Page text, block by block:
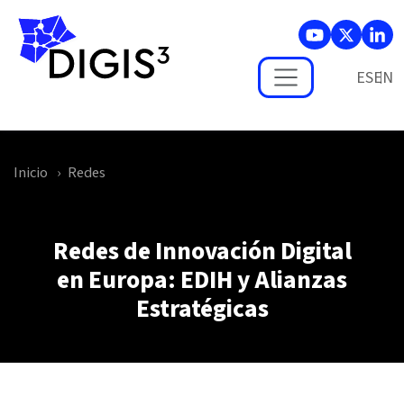
Skip to main content
ES
Inicio Redes
Redes de Innovación Digital
en Europa: EDIH y Alianzas
Estratégicas